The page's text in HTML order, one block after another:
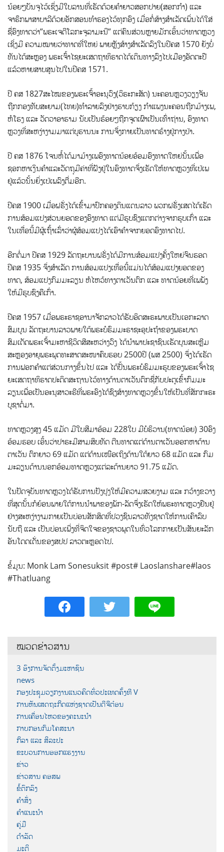
ນ້ອຍໆບັນຈຸໄວ້ເຊິ່ງມີໃບລານທີ່ເຮັດດ້ວຍຄຳຍາວສອກປາຍ(ສອກກຳ) ແລະ
ຈາຣຶກພາສາບາລີດ້ວຍອັກສອນທຳຮອງໄວ້ທຸກອົງ ເມື່ອກໍ່ສ້າງສຳເລັດເພິ່ນໄດ້ໃສ່
ຊື່ອົງທາດວ່າ”ພຣະເຈດີໂລກະຈຸລາມະນີ” ແຕ່ຄົນສ່ວນຫຼາຍມັກເອິ້ນວ່າທາດຫຼວງ
ເຊິ່ງມີ ຄວາມໝາຍວ່າທາດທີ່ໃຫຍ່ ພາຍຫຼັງສ້າງສຳເລັດລົງໃນປີຄສ 1570 ຍັງບໍ່
ທັນໄດ້ສະຫຼອງ ພຣະເຈົ້າໄຊຍະເສດຖາທິຣາດໄດ້ເດິນທາງລົງໄປເມືອງອັດຕະປື
ແລ້ວຫາຍສາບສູນໄປໃນປີຄສ 1571.
ປີ ຄສ 1827ສະໄໝຂອງພຣະເຈົ້າອະນຸວົງ(ວິຣະກະສັດ) ນະຄອນຫຼວງວຽງຈັນ
ຖືກກອງທັບສະຍາມ(ໄທຍ)ທຳລາຍລົງຢ່າງຮາບກ້ຽງ ກຳແພງນະຄອນຖືກມ້າງເພ,
ຫໍໂຮງ ແລະ ວັດວາອາຮາມ ນັບເປັນຮ້ອຍໆຖືກຈູດເຜົາເປັນເທົ່າຖ່ານ, ອົງທາດ
ຫຼວງທີ່ສະຫງ່າງາມມາແຕ່ບູຮານນະ ການຈຶ່ງກາຍເປັນທາດຮ້າງຢູ່ກາງປ່າ.
ປີ ຄສ 1876 ໂຈນຫໍ້ໄດ້ມາມ້າງເພອົງທາດນ້ອຍອ້ອມອົງທາດໃຫຍ່ນັ້ນເພື່ອ
ຊອກຫາເງິນຄຳແລະວັດຖຸມີຄ່າທີ່ຝັງຢູ່ໃນອົງທາດຈຶ່ງເຮັດໃຫ້ທາດຫຼວງທີ່ເປ່ເພ
ຢູ່ແລ້ວນັ້ນຍິ່ງເປ່ເພລົງຕື່ມອີກ.
ປີຄສ 1900 ເມື່ອຝຣັ່ງໄດ້ເຂົ້າມາປົກຄອງດິນແດນລາວ ພວກຝຣັ່ງເສດໄດ້ເຮັດ
ການສ້ອມແປງສ່ວນຍອດຂອງອົງທາດ ແຕ່ມີຮູບຊົງແຕກຕ່າງຈາກຮູບເກົ່າ ແລະ
ໃນເທື່ອນີ້ມີຜູ້ເຖົ້າເລົ່າວ່າຜູ້ສ້ອມແປງໄດ້ເອົາຄຳຈາກຍອດອົງທາດໄປ.
ອີກຕໍ່ມາ ປີຄສ 1929 ລັດຖະບານຝຣັ່ງໄດ້ມີການສ້ອມແປງຄັ້ງໃຫຍ່ຈົນຮອດ
ປີຄສ 1935 ຈຶ່ງສຳເລັດ ການສ້ອມແປງເທື່ອນີ້ແມ່ນໄດ້ສ້ອມແປງຍອດຂອງ
ທາດ, ສ້ອມແປງກົມມະລຽນ ຫໍໄຫວ້ທາງຕາເວັນຕົກ ແລະ ທາດນ້ອຍທີ່ເພພັງ
ໃຫ້ມີຮູບຊົງຄືເກົ່າ.
ປີຄສ 1957 ເມື່ອພຣະຣາຊອານາຈັກລາວໄດ້ຮັບອິດສະຣະພາບເປັນເອກະລາດ
ສົມບູນ ລັດຖະບານລາວພາຍໃຕ້ພຣະບໍຣົມມະຣາຊະອຸປະຖຳຂອງພຣະບາດ
ສົມເດັດພຣະເຈົ້າມະຫາຊີວິດສີສະຫວ່າງວົງ ໄດ້ນຳພາປະຊາຊົນເຮັດບຸນສະເຫຼີມ
ສະຫຼອງອາຍຸພຣະພຸດທະສາດສະໜາຄົບຮອບ 2500ປີ (ພສ 2500) ຈຶ່ງໄດ້ເຮັດ
ການຟອກຄຳແຕ່ສ່ວນກາງຂຶ້ນໄປ ແລະ ໄດ້ປັ້ນພຣະບໍຣົມມະຮູບຂອງພຣະເຈົ້າໄຊ
ຍະເສດຖາທິຣາດປະດິດສະຖານໄວ້ທາງດ້ານຕາເວັນຕົກຊື່ກັບປະຕູເຂົ້າກົມມະ
ລຽນເພື່ອເປັນອະນຸສາວະຣີທີ່ພຣະອົງໄດ້ຊົງສ້າງທາດຫຼວງຂຶ້ນໃຫ້ເປັນທີ່ສັກກະຣະ
ບູຊາຕໍ່ມາ.
ທາດຫຼວງສູງ 45 ແມັດ ມີໃບສີມາອ້ອມ 228ໃບ ມີບໍຣິວານ(ທາດນ້ອຍ) 30ອົງ
ອ້ອມຮອບ ເອິ້ນວ່າປາຣະມີສາມສິບທັດ ຕີນທາດແຕ່ດ້ານຕາເວັນອອກຫາດ້ານ
ຕາເວັນ ຕົກຍາວ 69 ແມັດ ແຕ່ດ້ານເໜືອເຖິງດ້ານໃຕ້ຍາວ 68 ແມັດ ແລະ ກົມ
ມະລຽນດ້ານນອກອ້ອມທາດຫຼວງແຕ່ລະດ້ານຍາວ 91.75 ແມັດ.
ໃນປັດຈຸບັນທາດຫຼວງໄດ້ຮັບການປັງປຸງໃຫ້ມີຄວາມສວຍງາມ ແລະ ກວ້າງຂວາງ
ທີ່ສຸດນັ້ນກໍຍ້ອນພາຍໃຕ້ການນຳພາຂອງພັກ-ລັດຈຶ່ງເຮັດໃຫ້ພຣະທາດຫຼວງຢືນຢູ່
ຢ່າງສະຫງ່າງາມກາຍເປັນບ່ອນສັກສິດທີ່ປວງຊົນລາວທັງຊາດໃຫ້ການເຄົາລົບ
ນັບຖື ແລະ ເປັນບ່ອນເພີ່ງທີ່ຈິດໃຈຂອງຊາວພຸດໃນທົ່ວໂລກກາຍເປັນສັນຍະລັກ
ອັນໂດດເດັ່ນຂອງສປປ ລາວຕະຫຼອດໄປ.
ຂໍ້ມູນ: Monk Lam Sonesuksit #post# Laoslanshare#laos
#Thatluang
ໝວດຂ່າວສານ
3 ອົງການຈັດຕັ້ງມະຫາຊົນ
news
ກອງປະຊຸມວຽກງານແນວຄິດທົ່ວປະເທດຄັ້ງທີ V
ການຫັນເສດຖະກິດແຫ່ງຊາດເປັນດີຈີຕ໋ອນ
ການເຄື່ອນໄຫວຂອງຄະນະນຳ
ກາບກອນກົມໂຄສະນາ
ກິລາ ແລະ ສິລະປະ
ຂະບວນການອອກແຮງງານ
ຂ່າວ
ຂ່າວສານ ຄອສພ
ຂໍ້ຕົກລົງ
ຄຳສັ່ງ
ຄຳແນະນຳ
ຄູ່ມື
ດຳລັດ
ມະຕິ